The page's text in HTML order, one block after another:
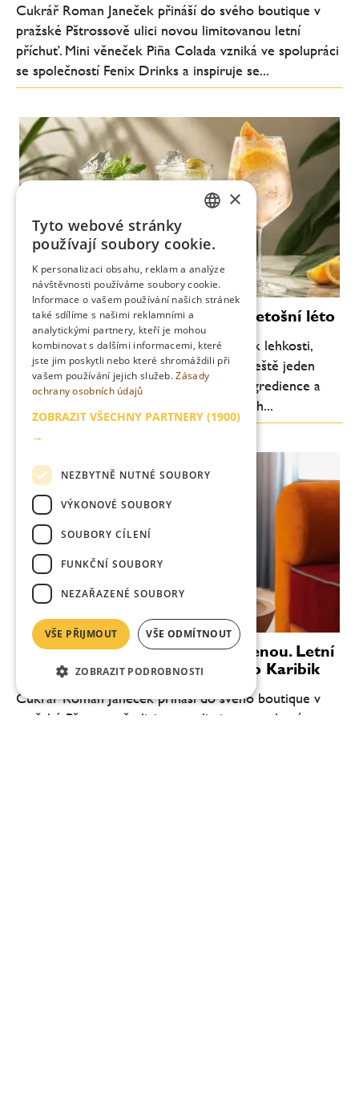
Cukrář Roman Janeček přináší do svého boutique v
pražské Pštrossově ulici novou limitovanou letní
příchuť. Mini věneček Piña Colada vzniká ve spolupráci
se společností Fenix Drinks a inspiruje se...
Moderní koktejly, které definují letošní léto
Letní barová scéna se každoročně vrací k lehkosti,
svěžesti a pitelnosti. Letos je ale patrný ještě jeden
posun: důraz na jednoduchost, kvalitní ingredience a
chuťovou čitelnost. Méně komplikovaných...
Věnečky Janeček zvou na dovolenou. Letní
novinka Piña Colada chutná jako Karibik
Cukrář Roman Janeček přináší do svého boutique v
pražské Pštrossově ulici novou limitovanou letní
ENGLISH
×
Tyto webové stránky
používají soubory cookie.
K personalizaci obsahu, reklam a analýze
návštěvnosti používáme soubory cookie.
Informace o vašem používání našich stránek
také sdílíme s našimi reklamními a
analytickými partnery, kteří je mohou
kombinovat s dalšími informacemi, které
jste jim poskytli nebo které shromáždili při
vašem používání jejich služeb.Zásady
ochrany osobních údajů
ZOBRAZIT VŠECHNY PARTNERY (1900)
→
NEZBYTNĚ NUTNÉ SOUBORY
VÝKONOVÉ SOUBORY
SOUBORY CÍLENÍ
FUNKČNÍ SOUBORY
NEZAŘAZENÉ SOUBORY
VŠE PŘIJMOUT VŠE ODMÍTNOUT
ZOBRAZIT PODROBNOSTI